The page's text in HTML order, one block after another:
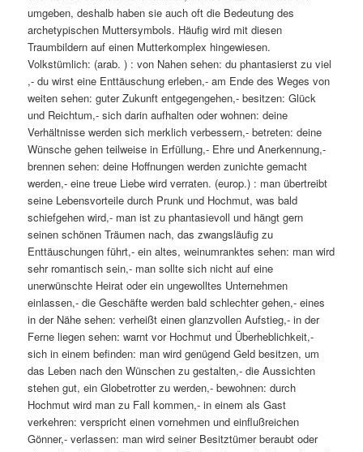
umgeben, deshalb haben sie auch oft die Bedeutung des
archetypischen Muttersymbols. Häufig wird mit diesen
Traumbildern auf einen Mutterkomplex hingewiesen.
Volkstümlich: (arab. ) : von Nahen sehen: du phantasierst zu viel
,- du wirst eine Enttäuschung erleben,- am Ende des Weges von
weiten sehen: guter Zukunft entgegengehen,- besitzen: Glück
und Reichtum,- sich darin aufhalten oder wohnen: deine
Verhältnisse werden sich merklich verbessern,- betreten: deine
Wünsche gehen teilweise in Erfüllung,- Ehre und Anerkennung,-
brennen sehen: deine Hoffnungen werden zunichte gemacht
werden,- eine treue Liebe wird verraten. (europ.) : man übertreibt
seine Lebensvorteile durch Prunk und Hochmut, was bald
schiefgehen wird,- man ist zu phantasievoll und hängt gern
seinen schönen Träumen nach, das zwangsläufig zu
Enttäuschungen führt,- ein altes, weinumranktes sehen: man wird
sehr romantisch sein,- man sollte sich nicht auf eine
unerwünschte Heirat oder ein ungewolltes Unternehmen
einlassen,- die Geschäfte werden bald schlechter gehen,- eines
in der Nähe sehen: verheißt einen glanzvollen Aufstieg,- in der
Ferne liegen sehen: warnt vor Hochmut und Überheblichkeit,-
sich in einem befinden: man wird genügend Geld besitzen, um
das Leben nach den Wünschen zu gestalten,- die Aussichten
stehen gut, ein Globetrotter zu werden,- bewohnen: durch
Hochmut wird man zu Fall kommen,- in einem als Gast
verkehren: verspricht einen vornehmen und einflußreichen
Gönner,- verlassen: man wird seiner Besitztümer beraubt oder